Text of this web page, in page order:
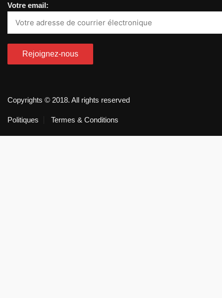
Votre email:
Copyrights © 2018. All rights reserved
Politiques Termes & Conditions